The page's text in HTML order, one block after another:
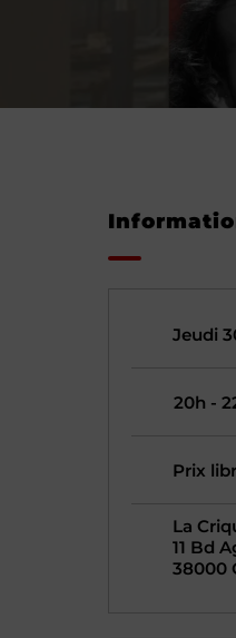
Jeudi
20h -
Prix
La
11 Bd
38000